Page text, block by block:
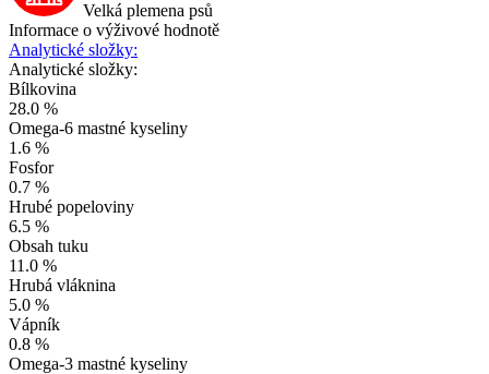
Velká plemena psů
Informace o výživové hodnotě
Analytické složky:
Analytické složky:
Bílkovina
28.0 %
Omega-6 mastné kyseliny
1.6 %
Fosfor
0.7 %
Hrubé popeloviny
6.5 %
Obsah tuku
11.0 %
Hrubá vláknina
5.0 %
Vápník
0.8 %
Omega-3 mastné kyseliny